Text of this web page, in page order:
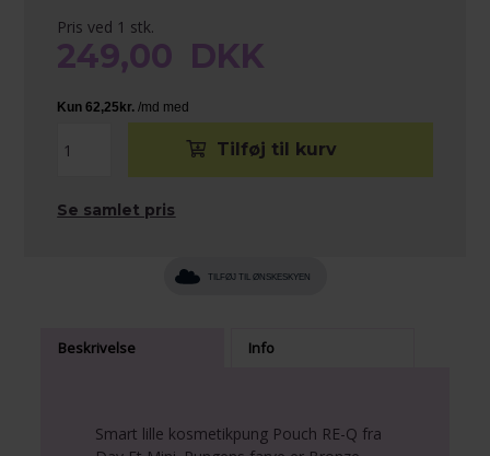
Pris ved 1 stk.
249,00 DKK
Se samlet pris
TILFØJ TIL ØNSKESKYEN
Beskrivelse Info
Smart lille kosmetikpung Pouch RE-Q fra